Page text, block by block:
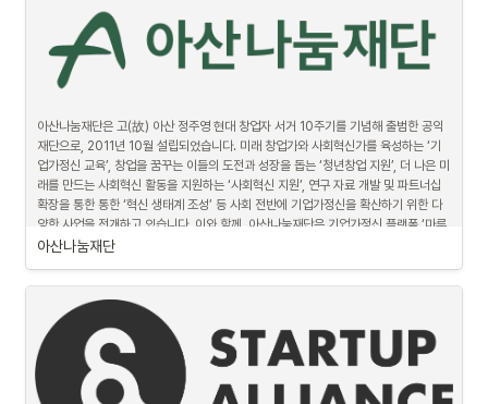
아산나눔재단은 고(故) 아산 정주영 현대 창업자 서거 10주기를 기념해 출범한 공익
재단으로, 2011년 10월 설립되었습니다. 미래 창업가와 사회혁신가를 육성하는 ‘기
업가정신 교육’, 창업을 꿈꾸는 이들의 도전과 성장을 돕는 ‘청년창업 지원’, 더 나은 미
래를 만드는 사회혁신 활동을 지원하는 ‘사회혁신 지원’, 연구 자료 개발 및 파트너십
확장을 통한 통한 ‘혁신 생태계 조성’ 등 사회 전반에 기업가정신을 확산하기 위한 다
양한 사업을 전개하고 있습니다. 이와 함께, 아산나눔재단은 기업가정신 플랫폼 ‘마루
(MARU)’를 운영하며, 스타트업에 공간 인프라와 네트워크, 교육 등을 폭넓게 지원하
홈페이지 바로가기
아산나눔재단